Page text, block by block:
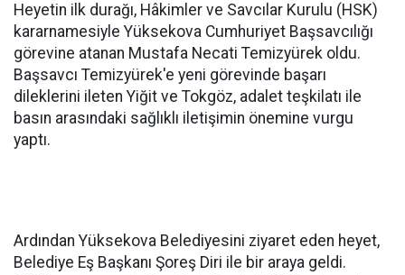
Heyetin ilk durağı, Hâkimler ve Savcılar Kurulu (HSK)
kararnamesiyle Yüksekova Cumhuriyet Başsavcılığı
görevine atanan Mustafa Necati Temizyürek oldu.
Başsavcı Temizyürek'e yeni görevinde başarı
dileklerini ileten Yiğit ve Tokgöz, adalet teşkilatı ile
basın arasındaki sağlıklı iletişimin önemine vurgu
yaptı.
Ardından Yüksekova Belediyesini ziyaret eden heyet,
Belediye Eş Başkanı Şoreş Diri ile bir araya geldi.